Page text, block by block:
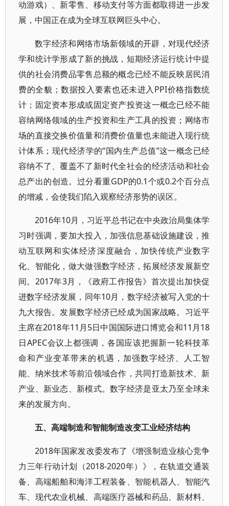
动游戏）、新零售、移动支付等方面都取得进一步发
展，中国正在成为全球互联网巨头中心。
数字经济和网络市场新领域的开辟，对现代经济
学和统计学形成了新的挑战，短期经济运行统计中提
供的社会消费品零售总额的概念已经不能反映居民消
费的全貌；数据投入要素也还未进入PPI价格指数统
计；固定资本形成或固定资产投资这一概念已经不能
容纳网络领域的生产投资和生产工具的投资；网络市
场的直接交换价值量和消费价值量也未能进入现行统
计体系；现代经济学的“国内生产总值”这一概念已经
容纳不了、覆盖不了新时代全社会的经济活动和社会
总产出的创造。过分看重GDP的0.1个或0.2个百分点
的增减，会使我们陷入观察经济形势的误区。
2016年10月，习近平总书记在中央政治局集体学
习时强调，要加大投入，加强信息基础设施建设，推
动互联网和实体经济深度融合，加快传统产业数字
化、智能化，做大做强数字经济，拓展经济发展新空
间。2017年3月，《政府工作报告》首次提出加快促
进数字经济发展，同年10月，数字经济被写入党的十
九大报告。发展数字经济已经成为国家战略。习近平
主席在2018年11月5日中国国际进口博览会和11月18
日APEC会议上都强调，各国应该把握新一轮科技革
命和产业变革带来的机遇，加强数字经济、人工智
能、纳米技术等前沿领域合作，共同打造新技术、新
产业、新业态、新模式。数字经济是亚太乃至全球未
来的发展方向。
五、高端制造和智能制造改变工业经济结构
2018年国家发改委发布了《增强制造业核心竞争
力三年行动计划（2018-2020年）》，在轨道交通装
备、高端船舶和海洋工程装备、智能机器人、智能汽
车、现代农业机械、高端医疗器械和药品、新材料、